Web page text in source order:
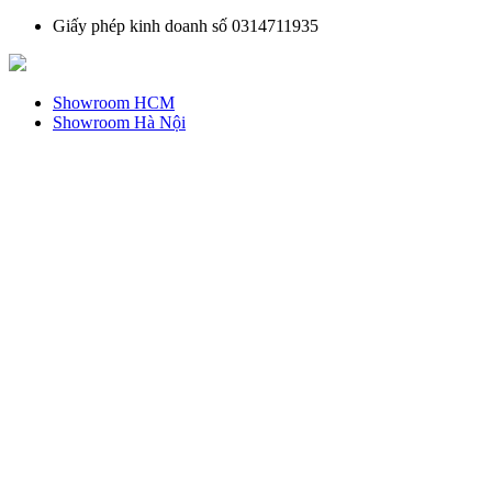
Giấy phép kinh doanh số 0314711935
Showroom HCM
Showroom Hà Nội